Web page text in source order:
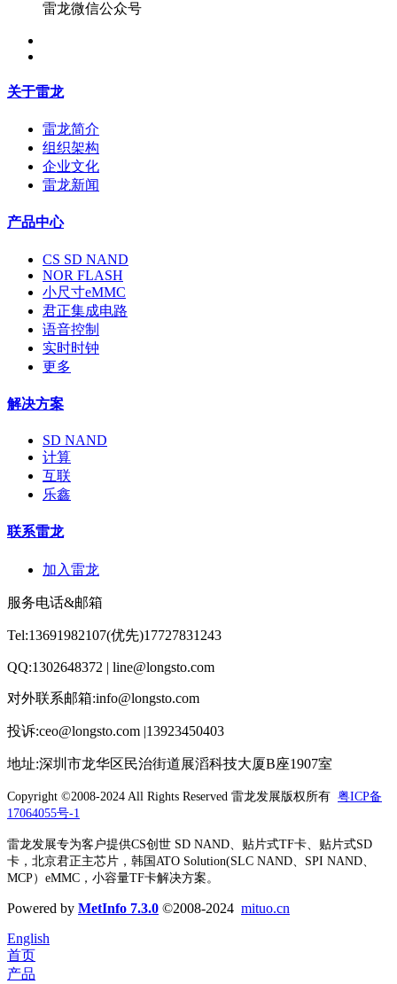
雷龙微信公众号
关于雷龙
雷龙简介
组织架构
企业文化
雷龙新闻
产品中心
CS SD NAND
NOR FLASH
小尺寸eMMC
君正集成电路
语音控制
实时时钟
更多
解决方案
SD NAND
计算
互联
乐鑫
联系雷龙
加入雷龙
服务电话&邮箱
Tel:13691982107(优先)17727831243
QQ:1302648372 | line@longsto.com
对外联系邮箱:info@longsto.com
投诉:ceo@longsto.com |13923450403
地址:深圳市龙华区民治街道展滔科技大厦B座1907室
Copyright ©2008-2024 All Rights Reserved 雷龙发展版权所有 粤ICP备
17064055号-1
雷龙发展专为客户提供CS创世 SD NAND、贴片式TF卡、贴片式SD
卡，北京君正主芯片，韩国ATO Solution(SLC NAND、SPI NAND、
MCP）eMMC，小容量TF卡解决方案。
Powered by MetInfo 7.3.0 ©2008-2024 mituo.cn
English
首页
产品